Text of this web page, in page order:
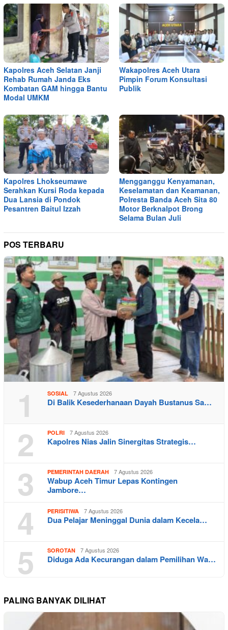
Kapolres Aceh Selatan Janji
Rehab Rumah Janda Eks
Kombatan GAM hingga Bantu
Modal UMKM
Wakapolres Aceh Utara
Pimpin Forum Konsultasi
Publik
Kapolres Lhokseumawe
Serahkan Kursi Roda kepada
Dua Lansia di Pondok
Pesantren Baitul Izzah
Mengganggu Kenyamanan,
Keselamatan dan Keamanan,
Polresta Banda Aceh Sita 80
Motor Berknalpot Brong
Selama Bulan Juli
POS TERBARU
1 SOSIAL 7 Agustus 2026
Di Balik Kesederhanaan Dayah Bustanus Sa…
2 POLRI 7 Agustus 2026
Kapolres Nias Jalin Sinergitas Strategis…
3 PEMERINTAH DAERAH 7 Agustus 2026
Wabup Aceh Timur Lepas Kontingen
Jambore…
4 PERISITIWA 7 Agustus 2026
Dua Pelajar Meninggal Dunia dalam Kecela…
5 SOROTAN 7 Agustus 2026
Diduga Ada Kecurangan dalam Pemilihan Wa…
PALING BANYAK DILIHAT